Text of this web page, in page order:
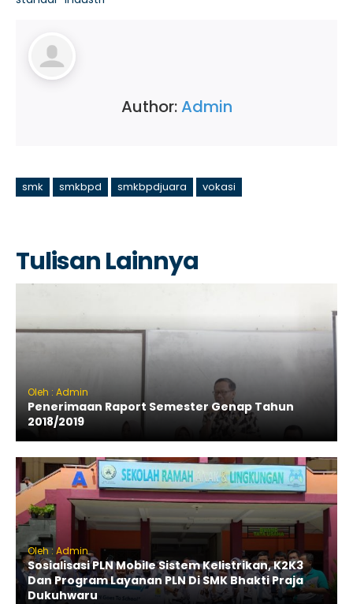
Author:Admin
smk smkbpd smkbpdjuara vokasi
Tulisan Lainnya
Oleh : Admin
Penerimaan Raport Semester Genap Tahun
2018/2019
Oleh : Admin
Sosialisasi PLN Mobile Sistem Kelistrikan, K2K3
Dan Program Layanan PLN Di SMK Bhakti Praja
Dukuhwaru